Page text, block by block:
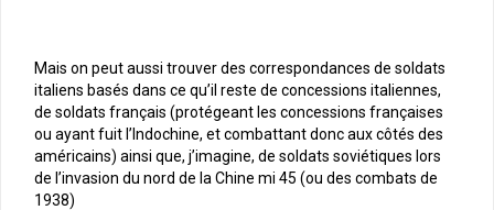
Mais on peut aussi trouver des correspondances de soldats
italiens basés dans ce qu’il reste de concessions italiennes,
de soldats français (protégeant les concessions françaises
ou ayant fuit l’Indochine, et combattant donc aux côtés des
américains) ainsi que, j’imagine, de soldats soviétiques lors
de l’invasion du nord de la Chine mi 45 (ou des combats de
1938)